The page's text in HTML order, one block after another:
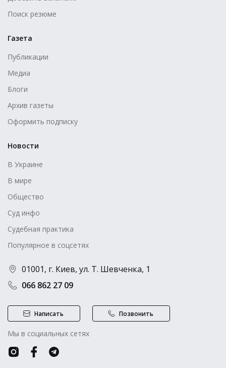
Поиск резюме
Газета
Публикации
Медиа
Блоги
Архив газеты
Оформить подписку
Новости
В Украине
В мире
Общество
Суд инфо
Судебная практика
Популярное в соцсетях
066 862 27 09
01001, г. Киев, ул. Т. Шевченка, 1
Написать Позвонить
Мы в социальных сетях